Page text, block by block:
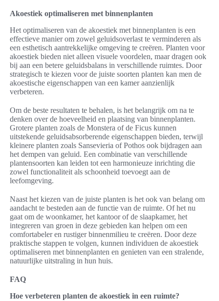
Akoestiek optimaliseren met binnenplanten
Het optimaliseren van de akoestiek met binnenplanten is een
effectieve manier om zowel geluidsoverlast te verminderen als
een esthetisch aantrekkelijke omgeving te creëren. Planten voor
akoestiek bieden niet alleen visuele voordelen, maar dragen ook
bij aan een betere geluidsbalans in verschillende ruimtes. Door
strategisch te kiezen voor de juiste soorten planten kan men de
akoestische eigenschappen van een kamer aanzienlijk
verbeteren.
Om de beste resultaten te behalen, is het belangrijk om na te
denken over de hoeveelheid en plaatsing van binnenplanten.
Grotere planten zoals de Monstera of de Ficus kunnen
uitstekende geluidsabsorberende eigenschappen bieden, terwijl
kleinere planten zoals Sansevieria of Pothos ook bijdragen aan
het dempen van geluid. Een combinatie van verschillende
plantensoorten kan leiden tot een harmonieuze inrichting die
zowel functionaliteit als schoonheid toevoegt aan de
leefomgeving.
Naast het kiezen van de juiste planten is het ook van belang om
aandacht te besteden aan de functie van de ruimte. Of het nu
gaat om de woonkamer, het kantoor of de slaapkamer, het
integreren van groen in deze gebieden kan helpen om een
comfortabeler en rustiger binnenmilieu te creëren. Door deze
praktische stappen te volgen, kunnen individuen de akoestiek
optimaliseren met binnenplanten en genieten van een stralende,
natuurlijke uitstraling in hun huis.
FAQ
Hoe verbeteren planten de akoestiek in een ruimte?